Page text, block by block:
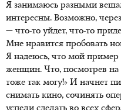
Я занимаюсь разными
интересны. Возможно,
— что-то уйдет, что-то
Мне нравится пробовать
Я надеюсь, что мой пример
женщин. Что, посмотрев на
тоже так могу!» И начнет
снимать кино, сочинять